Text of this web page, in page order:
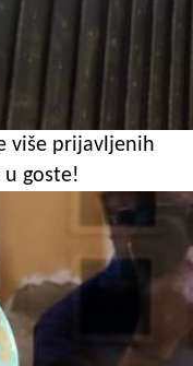
više prijavljenih
u goste!